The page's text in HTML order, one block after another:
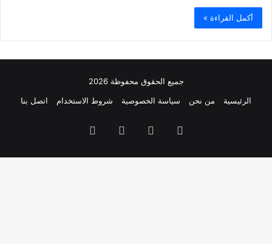
أكمل القراءة »
جميع الحقوق محفوظة 2026
الرئيسية
من نحن سياسة الخصوصية شروط الاستخدام اتصل بنا
فيسبوك يوتيوب